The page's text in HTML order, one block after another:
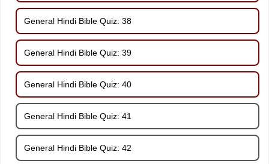
General Hindi Bible Quiz: 38
General Hindi Bible Quiz: 39
General Hindi Bible Quiz: 40
General Hindi Bible Quiz: 41
General Hindi Bible Quiz: 42